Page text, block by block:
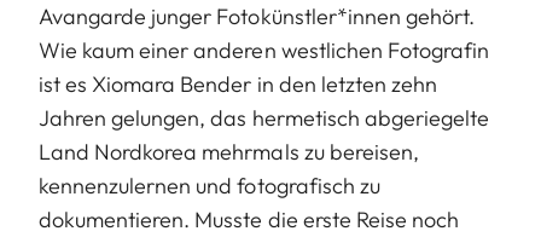
Avangarde junger Fotokünstler*innen gehört.
Wie kaum einer anderen westlichen Fotografin
ist es Xiomara Bender in den letzten zehn
Jahren gelungen, das hermetisch abgeriegelte
Land Nordkorea mehrmals zu bereisen,
kennenzulernen und fotografisch zu
dokumentieren. Musste die erste Reise noch